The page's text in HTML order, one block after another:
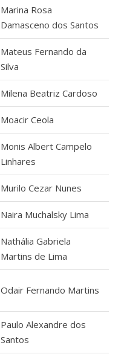
Marina Rosa
Damasceno dos Santos
Mateus Fernando da
Silva
Milena Beatriz Cardoso
Moacir Ceola
Monis Albert Campelo
Linhares
Murilo Cezar Nunes
Naira Muchalsky Lima
Nathália Gabriela
Martins de Lima
Odair Fernando Martins
Paulo Alexandre dos
Santos